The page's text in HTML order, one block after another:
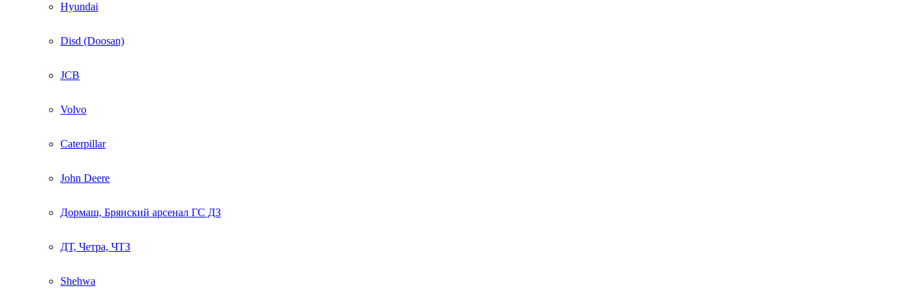
Hyundai
Disd (Doosan)
JCB
Volvo
Caterpillar
John Deere
Дормаш, Брянский арсенал ГС ДЗ
ДТ, Четра, ЧТЗ
Shehwa